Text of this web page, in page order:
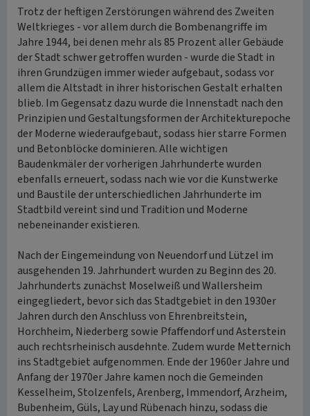
Trotz der heftigen Zerstörungen während des Zweiten
Weltkrieges - vor allem durch die Bombenangriffe im
Jahre 1944, bei denen mehr als 85 Prozent aller Gebäude
der Stadt schwer getroffen wurden - wurde die Stadt in
ihren Grundzügen immer wieder aufgebaut, sodass vor
allem die Altstadt in ihrer historischen Gestalt erhalten
blieb. Im Gegensatz dazu wurde die Innenstadt nach den
Prinzipien und Gestaltungsformen der Architekturepoche
der Moderne wiederaufgebaut, sodass hier starre Formen
und Betonblöcke dominieren. Alle wichtigen
Baudenkmäler der vorherigen Jahrhunderte wurden
ebenfalls erneuert, sodass nach wie vor die Kunstwerke
und Baustile der unterschiedlichen Jahrhunderte im
Stadtbild vereint sind und Tradition und Moderne
nebeneinander existieren.
Nach der Eingemeindung von Neuendorf und Lützel im
ausgehenden 19. Jahrhundert wurden zu Beginn des 20.
Jahrhunderts zunächst Moselweiß und Wallersheim
eingegliedert, bevor sich das Stadtgebiet in den 1930er
Jahren durch den Anschluss von Ehrenbreitstein,
Horchheim, Niederberg sowie Pfaffendorf und Asterstein
auch rechtsrheinisch ausdehnte. Zudem wurde Metternich
ins Stadtgebiet aufgenommen. Ende der 1960er Jahre und
Anfang der 1970er Jahre kamen noch die Gemeinden
Kesselheim, Stolzenfels, Arenberg, Immendorf, Arzheim,
Bubenheim, Güls, Lay und Rübenach hinzu, sodass die